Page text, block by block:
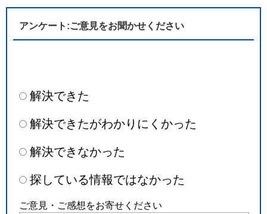
アンケート:ご意見をお聞かせください
解決できた
解決できたがわかりにくかった
解決できなかった
探している情報ではなかった
ご意見・ご感想をお寄せください